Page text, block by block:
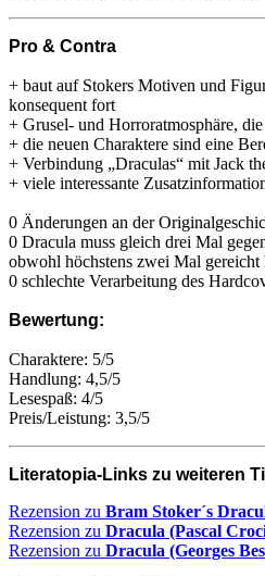
Pro & Contra
+ baut auf Stokers Motiven und
konsequent fort
+ Grusel- und Horroratmosphäre,
+ die neuen Charaktere sind eine
+ Verbindung „Draculas“ mit Jack
+ viele interessante
0 Änderungen an der
0 Dracula muss gleich drei Mal
obwohl höchstens zwei Mal gereicht
0 schlechte Verarbeitung des
Bewertung:
Charaktere: 5/5
Handlung: 4,5/5
Lesespaß: 4/5
Preis/Leistung: 3,5/5
Literatopia-Links zu weiteren
Rezension zu Bram Stoker´s
Rezension zu Dracula (Pascal
Rezension zu Dracula (Georges